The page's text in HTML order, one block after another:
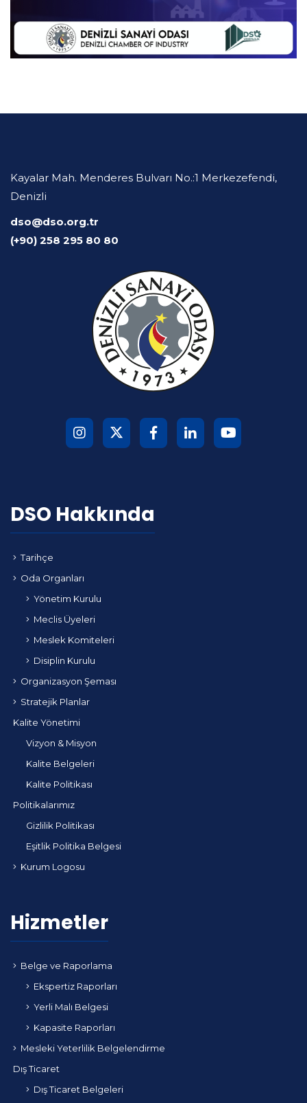
Kayalar Mah. Menderes Bulvarı No.:1 Merkezefendi,
Denizli
dso@dso.org.tr
(+90) 258 295 80 80
DSO Hakkında
Tarihçe
Oda Organları
Yönetim Kurulu
Meclis Üyeleri
Meslek Komiteleri
Disiplin Kurulu
Organizasyon Şeması
Stratejik Planlar
Kalite Yönetimi
Vizyon & Misyon
Kalite Belgeleri
Kalite Politikası
Politikalarımız
Gizlilik Politikası
Eşitlik Politika Belgesi
Kurum Logosu
Hizmetler
Belge ve Raporlama
Ekspertiz Raporları
Yerli Malı Belgesi
Kapasite Raporları
Mesleki Yeterlilik Belgelendirme
Dış Ticaret
Dış Ticaret Belgeleri